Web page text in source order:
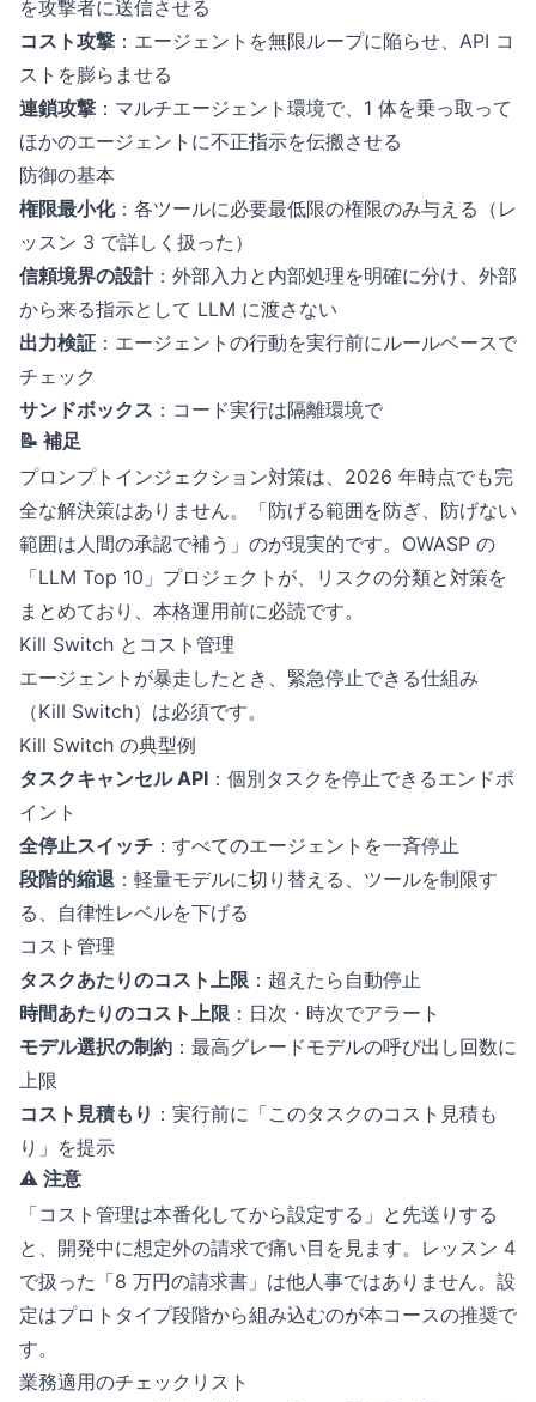
を攻撃者に送信させる
コスト攻撃 ：エージェントを無限ループに陥らせ、API コ
ストを膨らませる
連鎖攻撃 ：マルチエージェント環境で、1 体を乗っ取って
ほかのエージェントに不正指示を伝搬させる
防御の基本
権限最小化：各ツールに必要最低限の権限のみ与える（レ
ッスン 3 で詳しく扱った）
信頼境界の設計：外部入力と内部処理を明確に分け、外部
から来る指示として LLM に渡さない
出力検証 ：エージェントの行動を実行前にルールベースで
チェック
サンドボックス ：コード実行は隔離環境で
📝 補足
プロンプトインジェクション対策は、2026 年時点でも完
全な解決策はありません。「防げる範囲を防ぎ、防げない
範囲は人間の承認で補う」のが現実的です。OWASP の
「LLM Top 10」プロジェクトが、リスクの分類と対策を
まとめており、本格運用前に必読です。
Kill Switch とコスト管理
エージェントが暴走したとき、緊急停止できる仕組み
（Kill Switch）は必須です。
Kill Switch の典型例
タスクキャンセル API ：個別タスクを停止できるエンドポ
イント
全停止スイッチ ：すべてのエージェントを一斉停止
段階的縮退 ：軽量モデルに切り替える、ツールを制限す
る、自律性レベルを下げる
コスト管理
タスクあたりのコスト上限 ：超えたら自動停止
時間あたりのコスト上限 ：日次・時次でアラート
モデル選択の制約 ：最高グレードモデルの呼び出し回数に
上限
コスト見積もり ：実行前に「このタスクのコスト見積も
り」を提示
⚠️ 注意
「コスト管理は本番化してから設定する」と先送りする
と、開発中に想定外の請求で痛い目を見ます。レッスン 4
で扱った「8 万円の請求書」は他人事ではありません。設
定はプロトタイプ段階から組み込むのが本コースの推奨で
す。
業務適用のチェックリスト